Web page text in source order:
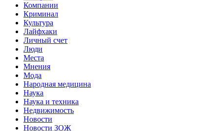
Компании
Криминал
Культура
Лайфхаки
Личный счет
Люди
Места
Мнения
Мода
Народная медицина
Наука
Наука и техника
Недвижимость
Новости
Новости ЗОЖ